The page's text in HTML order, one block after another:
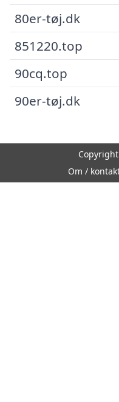
80er-tøj.dk
851220.top
90cq.top
90er-tøj.dk
Om /